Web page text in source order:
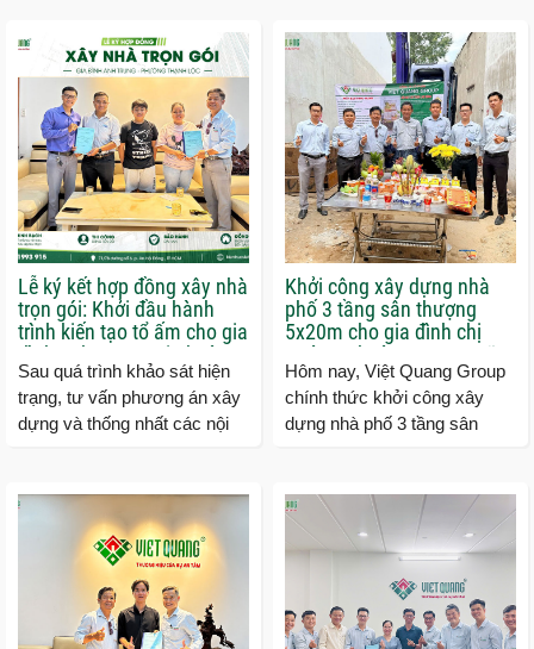
Lễ ký kết hợp đồng xây nhà
trọn gói: Khởi đầu hành
trình kiến tạo tổ ấm cho gia
đình anh Trung tại phường
Thạnh Lộc
Sau quá trình khảo sát hiện
trạng, tư vấn phương án xây
dựng và thống nhất các nội
Khởi công xây dựng nhà
phố 3 tầng sân thượng
5x20m cho gia đình chị
Hường phường Trung Mỹ
Tây
Hôm nay, Việt Quang Group
chính thức khởi công xây
dựng nhà phố 3 tầng sân
Tây, TP.HCM....